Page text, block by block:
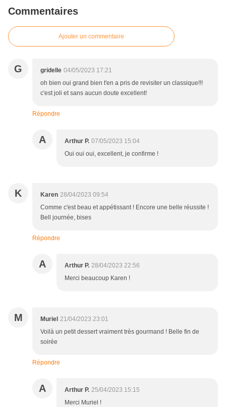
Commentaires
Ajouter un commentaire
G gridelle 04/05/2023 17:21
oh bien oui grand bien t'en a pris de revisiter un classique!!!
c'est joli et sans aucun doute excellent!
Répondre
A Arthur P. 07/05/2023 15:04
Oui oui oui, excellent, je confirme !
K Karen 28/04/2023 09:54
Comme c'est beau et appétissant ! Encore une belle réussite !
Bell journée, bises
Répondre
A Arthur P. 28/04/2023 22:56
Merci beaucoup Karen !
M Muriel 21/04/2023 23:01
Voilà un petit dessert vraiment très gourmand ! Belle fin de
soirée
Répondre
A Arthur P. 25/04/2023 15:15
Merci Muriel !